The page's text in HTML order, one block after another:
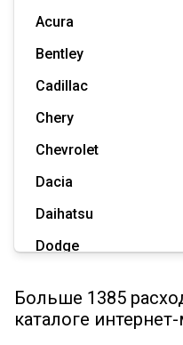
Acura
Bentley
Cadillac
Chery
Chevrolet
Dacia
Daihatsu
Dodge
Great Wall
Больше 1385
каталоге